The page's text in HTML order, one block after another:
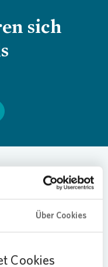
Über Cookies
Cookies
sich
Fragen
einfach die